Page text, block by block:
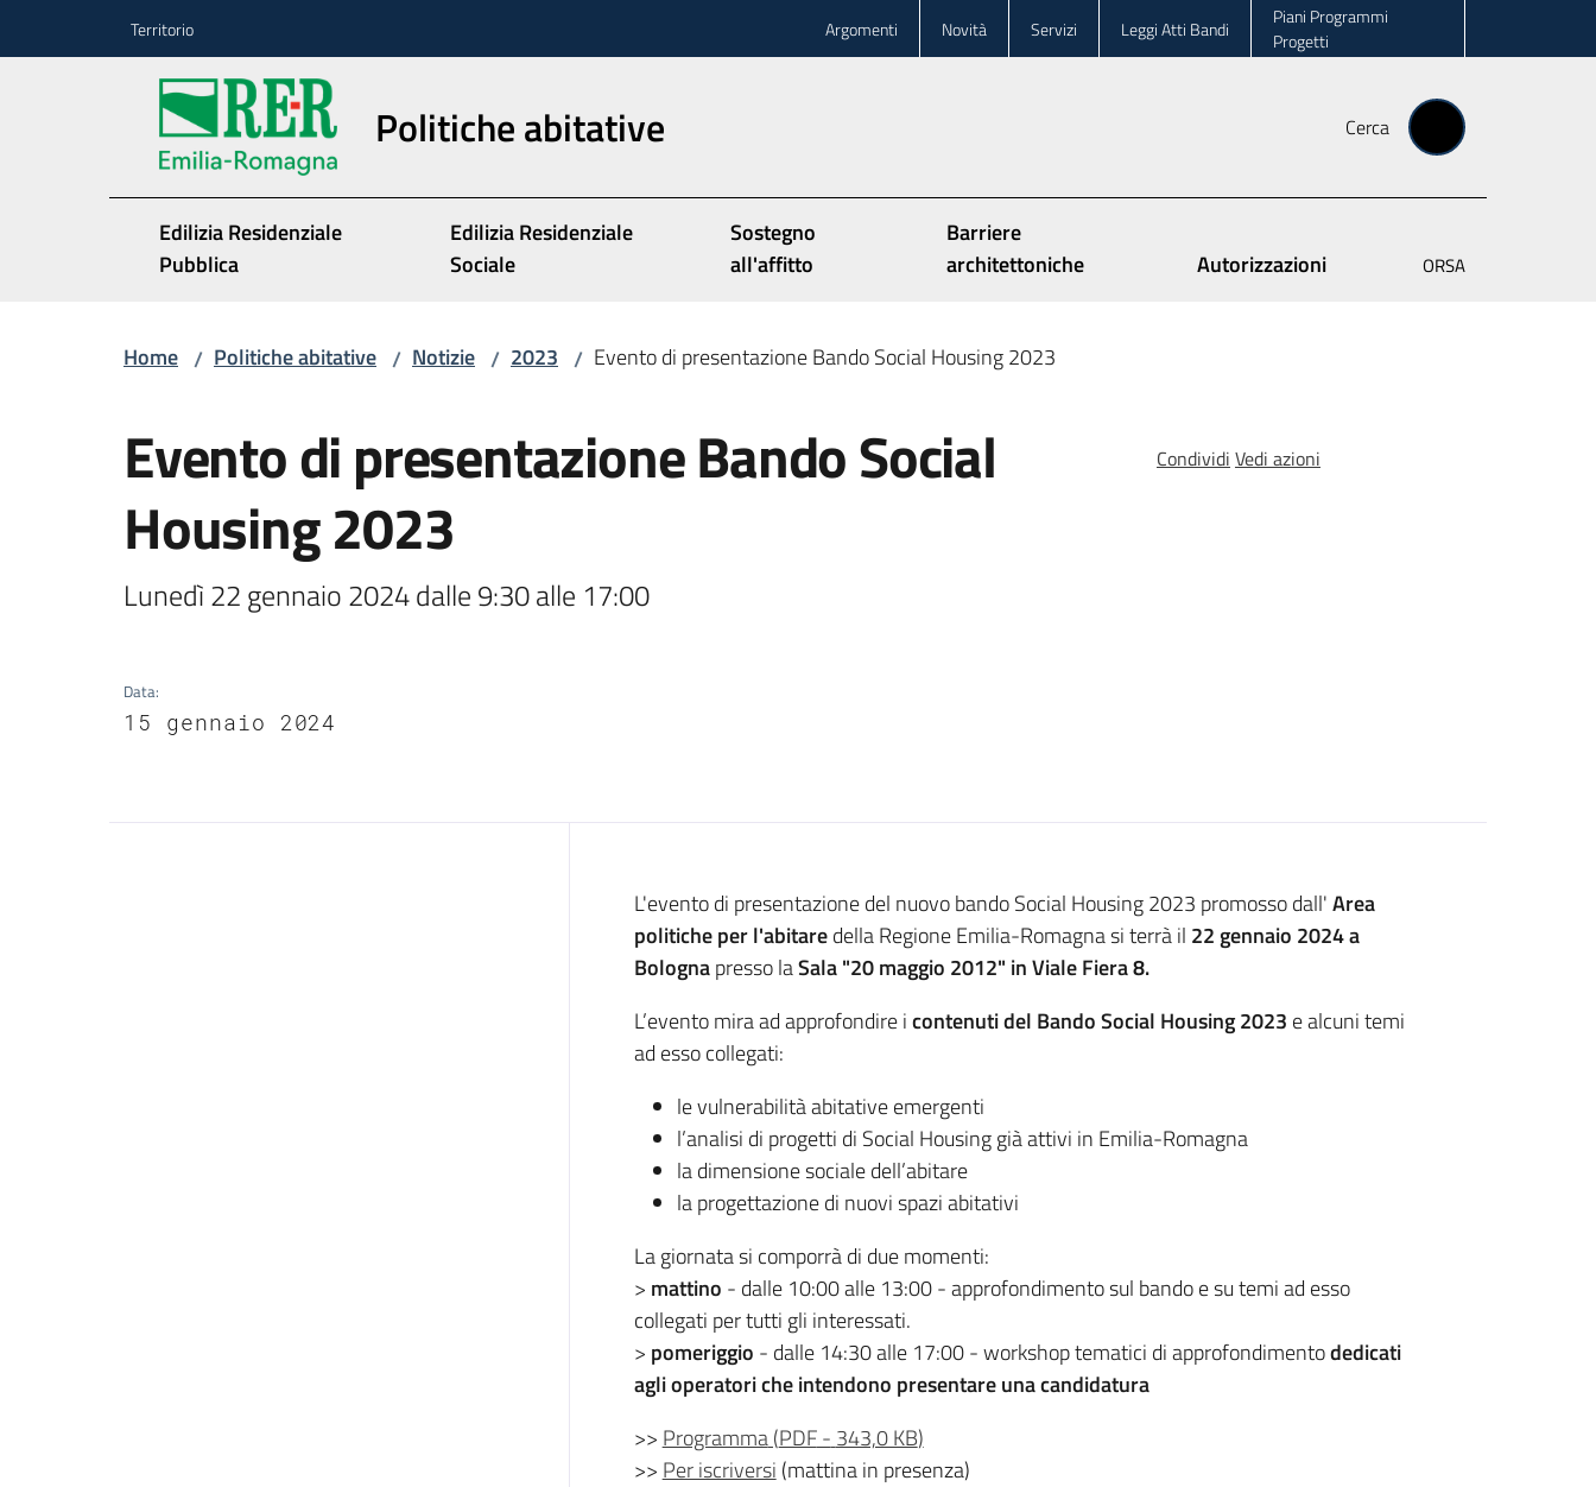
Territorio Argomenti Novità Servizi Leggi Atti Bandi
Piani Programmi
Progetti
Politiche abitative Cerca
Edilizia Residenziale
Pubblica
Edilizia Residenziale
Sociale
Sostegno
all'affitto
Barriere
architettoniche
Autorizzazioni ORSA
Home / Politiche abitative / Notizie / 2023 / Evento di presentazione Bando Social Housing 2023
Evento di presentazione Bando Social
Housing 2023
Lunedì 22 gennaio 2024 dalle 9:30 alle 17:00
Data:
15 gennaio 2024
Condividi Vedi azioni
Introduzione
L'evento di presentazione del nuovo bando Social Housing 2023 promosso dall'Area
politiche per l'abitaredella Regione Emilia-Romagna si terrà il 22 gennaio 2024a
Bolognapresso laSala "20 maggio 2012" in Viale Fiera 8.
L’evento mira ad approfondire icontenuti del Bando Social Housing 2023 e alcuni temi
ad esso collegati:
le vulnerabilità abitative emergenti
l’analisi di progetti di Social Housing già attivi in Emilia-Romagna
la dimensione sociale dell’abitare
la progettazione di nuovi spazi abitativi
La giornata si comporrà di due momenti:
> mattino - dalle 10:00 alle 13:00 - approfondimento sul bando e su temi ad esso
collegati per tutti gli interessati.
> pomeriggio - dalle 14:30 alle 17:00 - workshop tematici di approfondimentodedicati
agli operatoriche intendono presentare una candidatura
>> Programma(PDF- 343,0 KB)
>> Per iscriversi (mattina in presenza)